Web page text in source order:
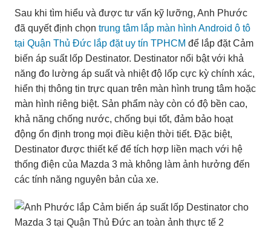
Sau khi tìm hiểu và được tư vấn kỹ lưỡng, Anh Phước
đã quyết định chọn trung tâm lắp màn hình Android ô tô
tại Quận Thủ Đức lắp đặt uy tín TPHCM để lắp đặt Cảm
biến áp suất lốp Destinator. Destinator nổi bật với khả
năng đo lường áp suất và nhiệt độ lốp cực kỳ chính xác,
hiển thị thông tin trực quan trên màn hình trung tâm hoặc
màn hình riêng biệt. Sản phẩm này còn có độ bền cao,
khả năng chống nước, chống bụi tốt, đảm bảo hoạt
động ổn định trong mọi điều kiện thời tiết. Đặc biệt,
Destinator được thiết kế để tích hợp liền mạch với hệ
thống điện của Mazda 3 mà không làm ảnh hưởng đến
các tính năng nguyên bản của xe.